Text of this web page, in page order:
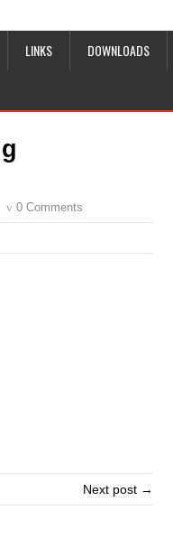
LINKS DOWNLOADS
0 Comments
Next post →